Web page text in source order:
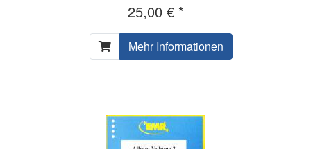
25,00 € *
Mehr Informationen